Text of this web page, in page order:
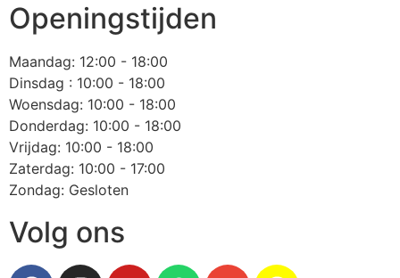
Openingstijden
Maandag: 12:00 - 18:00
Dinsdag : 10:00 - 18:00
Woensdag: 10:00 - 18:00
Donderdag: 10:00 - 18:00
Vrijdag: 10:00 - 18:00
Zaterdag: 10:00 - 17:00
Zondag: Gesloten
Volg ons